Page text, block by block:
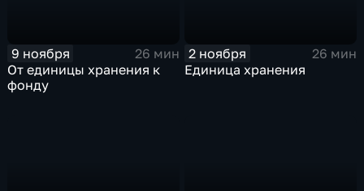
9 ноября
26 мин
От единицы хранения к
фонду
2 ноября
26 мин
Единица хранения